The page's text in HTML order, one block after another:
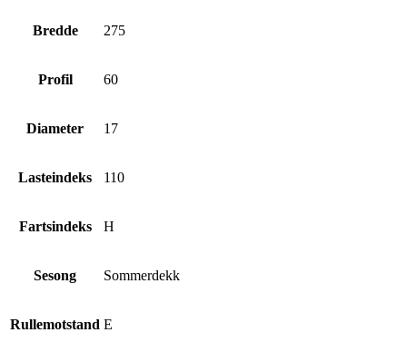
Bredde 275
Profil 60
Diameter 17
Lasteindeks 110
Fartsindeks H
Sesong Sommerdekk
Rullemotstand E